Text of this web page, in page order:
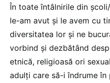
În toate întâlnirile din
le-am avut și le avem cu
diversitatea lor și ne
vorbind și dezbătând
etnică, religioasă ori
adulți care să-i îndrume